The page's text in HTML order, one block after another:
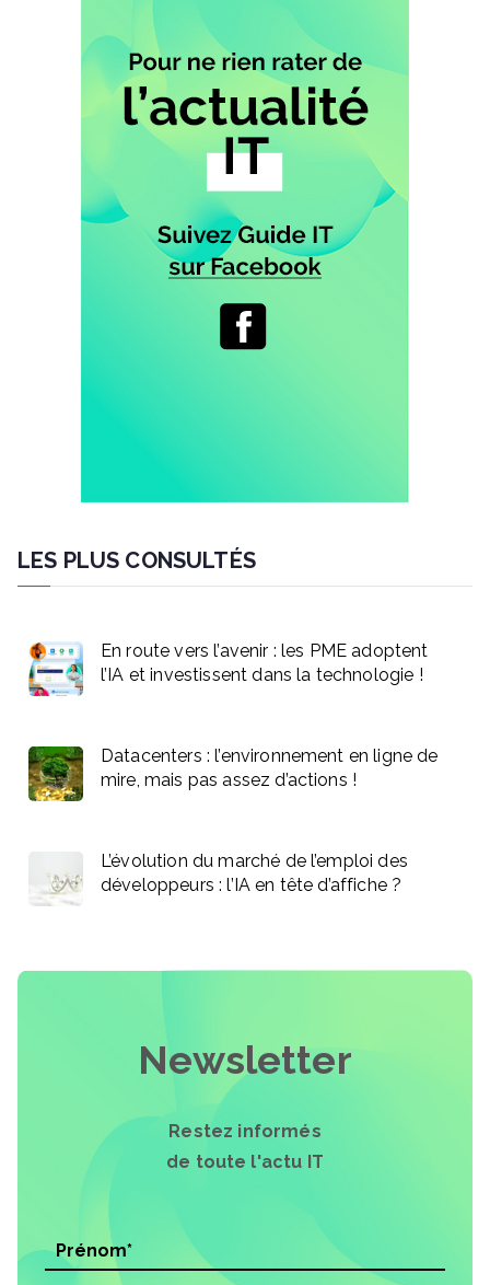
LES PLUS CONSULTÉS
En route vers l’avenir : les PME adoptent
l’IA et investissent dans la technologie !
Datacenters : l’environnement en ligne de
mire, mais pas assez d’actions !
L’évolution du marché de l’emploi des
développeurs : l’IA en tête d’affiche ?
Newsletter
Restez informés
de toute l'actu IT